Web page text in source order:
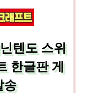
텐도 스위
한글판 게
송